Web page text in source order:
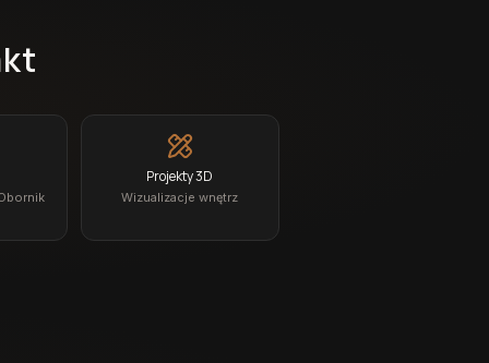
Projekty 3D
Wizualizacje wnętrz